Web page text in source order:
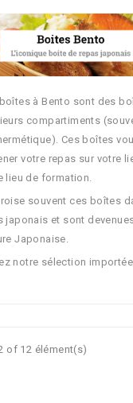
à Bento sont des
compartiments
Ces boîtes
votre repas sur votre
lieu de formation.
souvent ces boîtes
japonais et sont
Japonaise.
notre sélection
of 12 élément(s)